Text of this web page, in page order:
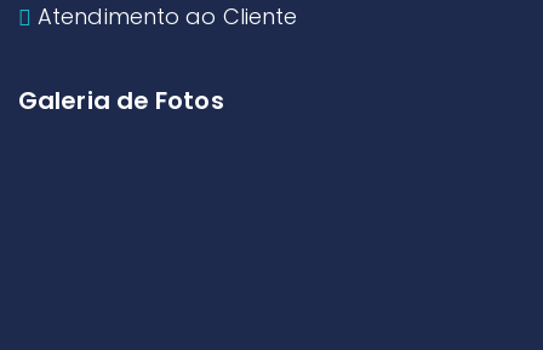
Atendimento ao Cliente
Galeria de Fotos